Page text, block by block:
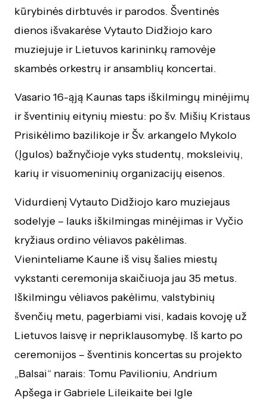
kūrybinės dirbtuvės ir parodos. Šventinės
dienos išvakarėse Vytauto Didžiojo karo
muziejuje ir Lietuvos karininkų ramovėje
skambės orkestrų ir ansamblių koncertai.
Vasario 16-ąją Kaunas taps iškilmingų minėjimų
ir šventinių eitynių miestu: po šv. Mišių Kristaus
Prisikėlimo bazilikoje ir Šv. arkangelo Mykolo
(Įgulos) bažnyčioje vyks studentų, moksleivių,
karių ir visuomeninių organizacijų eisenos.
Vidurdienį Vytauto Didžiojo karo muziejaus
sodelyje – lauks iškilmingas minėjimas ir Vyčio
kryžiaus ordino vėliavos pakėlimas.
Vieninteliame Kaune iš visų šalies miestų
vykstanti ceremonija skaičiuoja jau 35 metus.
Iškilmingu vėliavos pakėlimu, valstybinių
švenčių metu, pagerbiami visi, kadais kovoję už
Lietuvos laisvę ir nepriklausomybę. Iš karto po
ceremonijos – šventinis koncertas su projekto
„Balsai“ narais: Tomu Pavilioniu, Andrium
Apšega ir Gabriele Lileikaite bei Igle